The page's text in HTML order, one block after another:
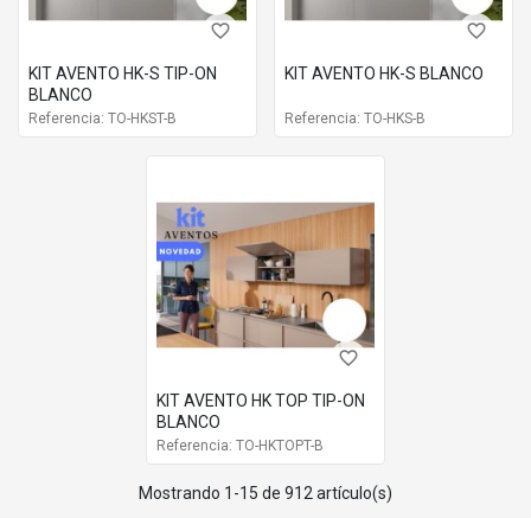
favorite_border
KIT AVENTO HK-S TIP-ON
BLANCO
Referencia: TO-HKST-B
favorite_border
KIT AVENTO HK-S BLANCO
Referencia: TO-HKS-B
favorite_border
KIT AVENTO HK TOP TIP-ON
BLANCO
Referencia: TO-HKTOPT-B
Mostrando 1-15 de 912 artículo(s)